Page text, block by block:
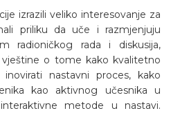
izrazili veliko interesovanje za
priliku da uče i razmjenjuju
radioničkog rada i diskusija,
vještine o tome kako kvalitetno
nastavni proces, kako
kao aktivnog učesnika u
metode u nastavi.